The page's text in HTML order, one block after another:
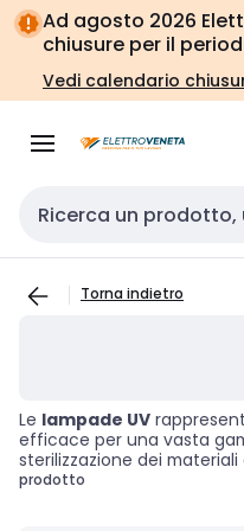
Vai alla
navigazione
Vai
alla
pagina
Ad agosto 2026
chiusure per il
Vedi calendario
Cerca input
Torna indietro
Le lampade UV
efficace per una vasta
sterilizzazione dei
Questi dispositivi
prodotto